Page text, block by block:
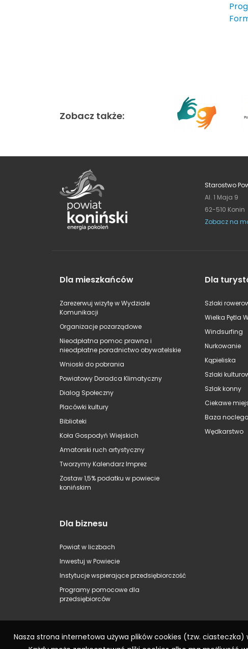
Zobacz także:
Starostwo
Al. 1 Maja 9
62-510 Konin
Zobacz na
Dla mieszkańców
Zarezerwuj wizytę w Wydziale
Komunikacji
Organizacje pozarządowe
Nieodpłatna pomoc prawna i
nieodpłatne poradnictwo obywatelskie
Wnioski do pobrania
Powiatowy Doradca Klimatyczny
Dialog Społeczny
Placówki kultury
Biblioteki
Koła Gospodyń Wiejskich
Amatorski ruch artystyczny
Tworzymy Kalendarz Imprez
Zostaw 1,5% podatku w powiecie
konińskim
Dla biznesu
Powiat w liczbach
Inwestuj w Powiecie
Instytucje wspierające przedsiębiorczość
Programy pomocowe dla
przedsiębiorców
Dla
Szlaki
Wielka Pętla
Windsurfing
Nurkowanie
Kąpieliska
Szlaki
Szlak konny
Ciekawe
Baza
Wędkarstwo
Nasza strona internetowa używa plików cookies (tzw.